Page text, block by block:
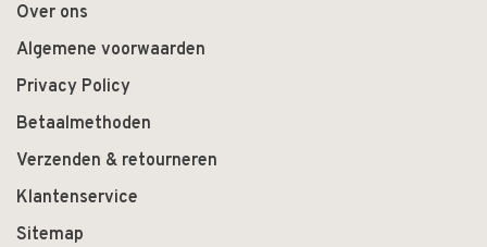
Over ons
Algemene voorwaarden
Privacy Policy
Betaalmethoden
Verzenden & retourneren
Klantenservice
Sitemap